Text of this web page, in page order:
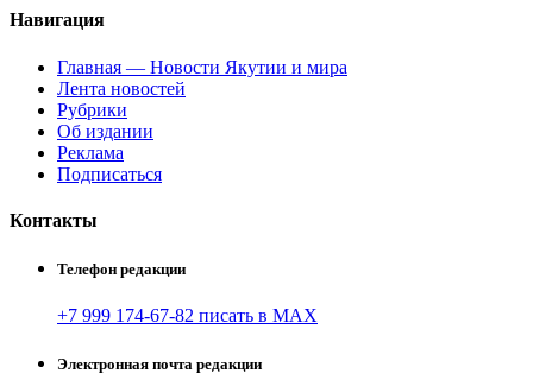
Навигация
Главная — Новости Якутии и мира
Лента новостей
Рубрики
Об издании
Реклама
Подписаться
Контакты
Телефон редакции
+7 999 174-67-82 писать в MAX
Электронная почта редакции